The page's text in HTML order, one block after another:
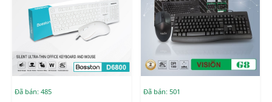
Đã bán: 485 Đã bán: 501